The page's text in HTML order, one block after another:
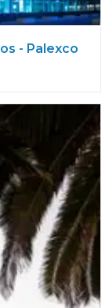
- Palexco